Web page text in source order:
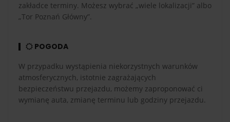
zakładce terminy. Możesz wybrać „wiele lokalizacji” albo
„Tor Poznań Główny”.
POGODA
W przypadku wystąpienia niekorzystnych warunków
atmosferycznych, istotnie zagrażających
bezpieczeństwu przejazdu, możemy zaproponować ci
wymianę auta, zmianę terminu lub godziny przejazdu.